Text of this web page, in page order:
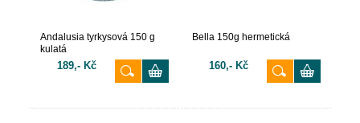
Andalusia tyrkysová 150 g
kulatá
189,- Kč
Bella 150g hermetická
160,- Kč